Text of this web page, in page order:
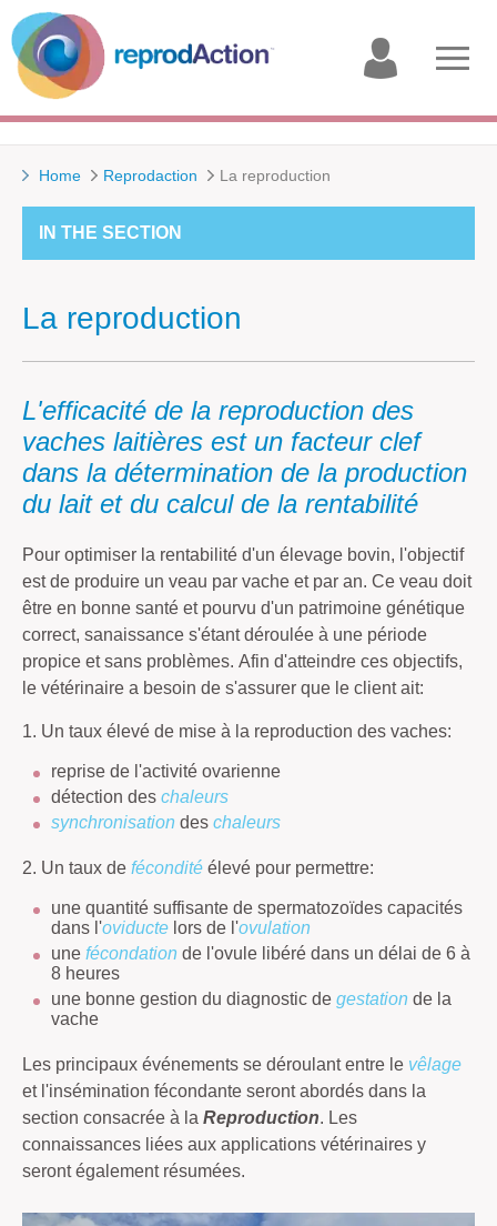
account
Home Reprodaction La reproduction
IN THE SECTION
La reproduction
L'efficacité de la reproduction des
vaches laitières est un facteur clef
dans la détermination de la production
du lait et du calcul de la rentabilité
Pour optimiser la rentabilité d'un élevage bovin, l'objectif
est de produire un veau par vache et par an. Ce veau doit
être en bonne santé et pourvu d'un patrimoine génétique
correct, sanaissance s'étant déroulée à une période
propice et sans problèmes. Afin d'atteindre ces objectifs,
le vétérinaire a besoin de s'assurer que le client ait:
1. Un taux élevé de mise à la reproduction des vaches:
reprise de l'activité ovarienne
détection des chaleurs
synchronisation des chaleurs
2. Un taux de fécondité élevé pour permettre:
une quantité suffisante de spermatozoïdes capacités
dans l'oviducte lors de l'ovulation
une fécondation de l'ovule libéré dans un délai de 6 à
8 heures
une bonne gestion du diagnostic de gestation de la
vache
Les principaux événements se déroulant entre le vêlage
et l'insémination fécondante seront abordés dans la
section consacrée à la Reproduction. Les
connaissances liées aux applications vétérinaires y
seront également résumées.